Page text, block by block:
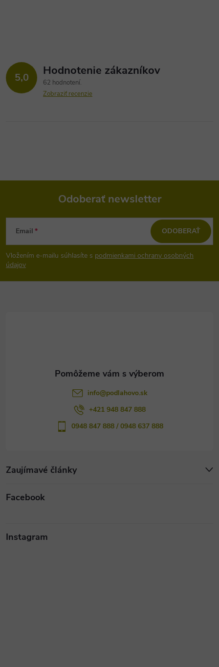
5,0 Hodnotenie zákazníkov
62 hodnotení
Zobraziť recenzie
Z
á
p
Odoberať newsletter
Email
Vložením e-mailu súhlasíte s podmienkami ochrany osobných
údajov
ODOBERAŤ
Zaujímavé články
info@podlahovo.sk
+421 948 847 888
0948 847 888 / 0948 637 888
Facebook
Instagram